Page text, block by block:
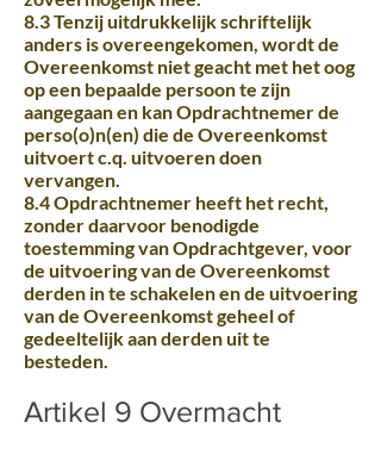
8.3 Tenzij uitdrukkelijk schriftelijk
anders is overeengekomen, wordt de
Overeenkomst niet geacht met het oog
op een bepaalde persoon te zijn
aangegaan en kan Opdrachtnemer de
perso(o)n(en) die de Overeenkomst
uitvoert c.q. uitvoeren doen
vervangen.
8.4 Opdrachtnemer heeft het recht,
zonder daarvoor benodigde
toestemming van Opdrachtgever, voor
de uitvoering van de Overeenkomst
derden in te schakelen en de uitvoering
van de Overeenkomst geheel of
gedeeltelijk aan derden uit te
besteden.
Artikel 9 Overmacht